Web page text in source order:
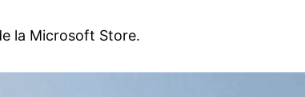
la Microsoft Store.